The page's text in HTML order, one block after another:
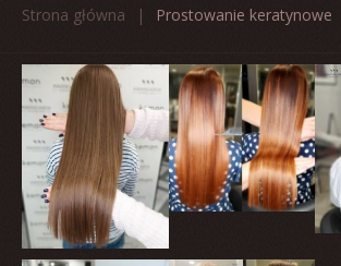
Strona główna Prostowanie keratynowe